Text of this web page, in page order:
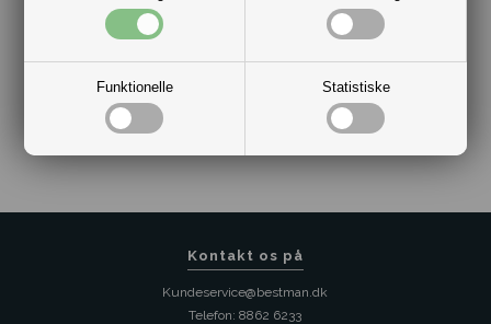
Funktionelle Statistiske
2017-LNS111-T
Kontakt os på
Kundeservice@bestman.dk
Telefon: 8862 6233